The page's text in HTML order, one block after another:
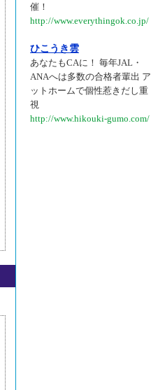
催！
http://www.everythingok.co.jp/
ひこうき雲
あなたもCAに！ 毎年JAL・
ANAへは多数の合格者輩出 ア
ットホームで個性惹きだし重
視
http://www.hikouki-gumo.com/